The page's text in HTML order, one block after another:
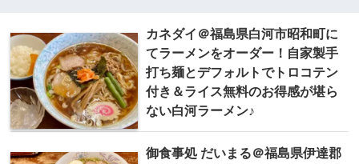
カネダイ＠福島県白河市昭和町に
てラーメンをオーダー！自家製手
打ち麺とデフォルトでトロコテン
付き＆ライス無料のお得感が堪ら
ない白河ラーメン♪
御食事処 だいまる＠福島県伊達郡